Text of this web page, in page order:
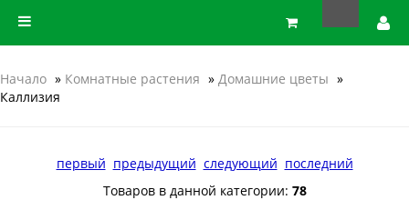
Начало » Комнатные растения » Домашние цветы »
Каллизия
первый предыдущий следующий последний
Товаров в данной категории: 78